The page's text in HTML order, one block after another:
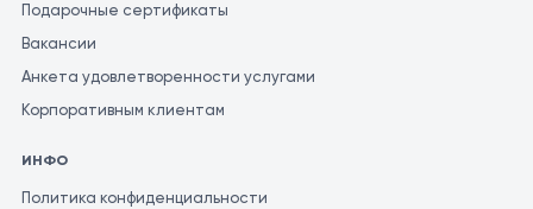
Подарочные сертификаты
Вакансии
Анкета удовлетворенности услугами
Корпоративным клиентам
ИНФО
Политика конфиденциальности